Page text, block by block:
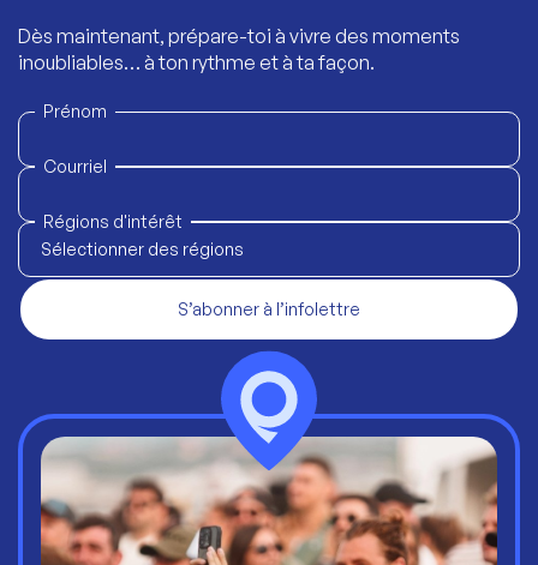
Dès maintenant, prépare-toi à vivre des moments
inoubliables… à ton rythme et à ta façon.
Prénom
Courriel
Régions d'intérêt
Sélectionner des régions
S’abonner à l’infolettre